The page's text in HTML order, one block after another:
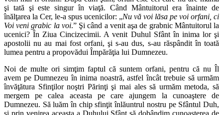
şi tată şi este singur în viaţă. Când Mântuitorul era înainte de
înălţarea la Cer, le‑a spus ucenicilor: „Nu vă voi lăsa pe voi orfani, ci
Voi veni grabic la voi.” Şi când a venit aşa de grabnic Mântuitorul la
ucenici? În Ziua Cincizecimii. A venit Duhul Sfânt în inima lor şi
apostolii nu au mai fost orfani, şi s‑au dus, s‑au răspândit în toată
lumea pentru a propovădui Împărăţia lui Dumnezeu.
Noi de multe ori simţim faptul că suntem orfani, pentru că nu Îl
avem pe Dumnezeu în inima noastră, astfel încât trebuie să urmăm
învăţătura Sfinţilor noştri Părinţi şi mai ales să urmăm metoda, să
mergem pe calea aceasta pe care ajungem la cunoaştere de
Dumnezeu. Să luăm în chip sfinţit înlăuntrul nostru pe Sfântul Duh,
şi prin venirea aceasta a Duhului Sfânt să dobândim cunoaşterea de